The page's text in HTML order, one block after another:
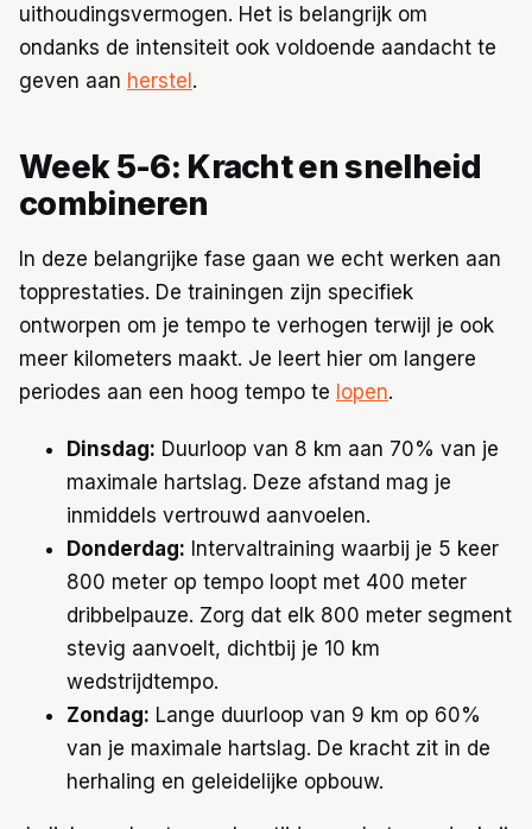
uithoudingsvermogen. Het is belangrijk om
ondanks de intensiteit ook voldoende aandacht te
geven aan herstel.
Week 5-6: Kracht en snelheid
combineren
In deze belangrijke fase gaan we echt werken aan
topprestaties. De trainingen zijn specifiek
ontworpen om je tempo te verhogen terwijl je ook
meer kilometers maakt. Je leert hier om langere
periodes aan een hoog tempo te lopen.
Dinsdag: Duurloop van 8 km aan 70% van je
maximale hartslag. Deze afstand mag je
inmiddels vertrouwd aanvoelen.
Donderdag: Intervaltraining waarbij je 5 keer
800 meter op tempo loopt met 400 meter
dribbelpauze. Zorg dat elk 800 meter segment
stevig aanvoelt, dichtbij je 10 km
wedstrijdtempo.
Zondag: Lange duurloop van 9 km op 60%
van je maximale hartslag. De kracht zit in de
herhaling en geleidelijke opbouw.